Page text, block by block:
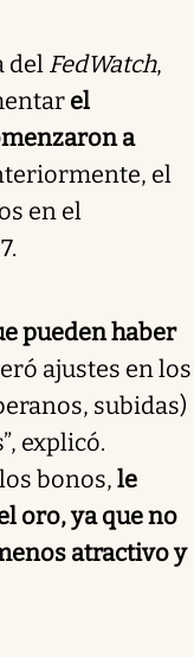
del FedWatch,
el
a
el
en el
pueden haber
ajustes en los
subidas)
explicó.
bonos, le
oro, ya que no
atractivo y